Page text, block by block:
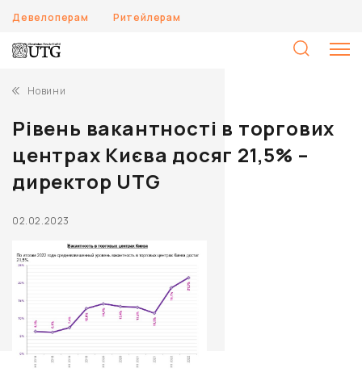
Девелоперам Ритейлерам
Новини
Рівень вакантності в торгових
центрах Києва досяг 21,5% –
директор UTG
02.02.2023